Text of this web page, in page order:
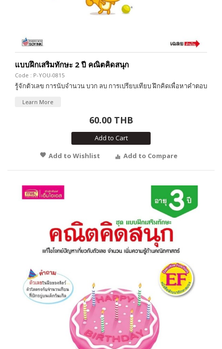
แบบฝึกเสริมทักษะ 2 ปี คณิตคิดสนุก
Code : P-YOU-0815
รู้จักตัวเลข การนับจำนวน บวก ลบ การเปรียบเทียบ ฝึกคิดเพื่อหาคำตอบ
Learn More
60.00 THB
Add to Cart
Add to Wishlist
Add to Compare